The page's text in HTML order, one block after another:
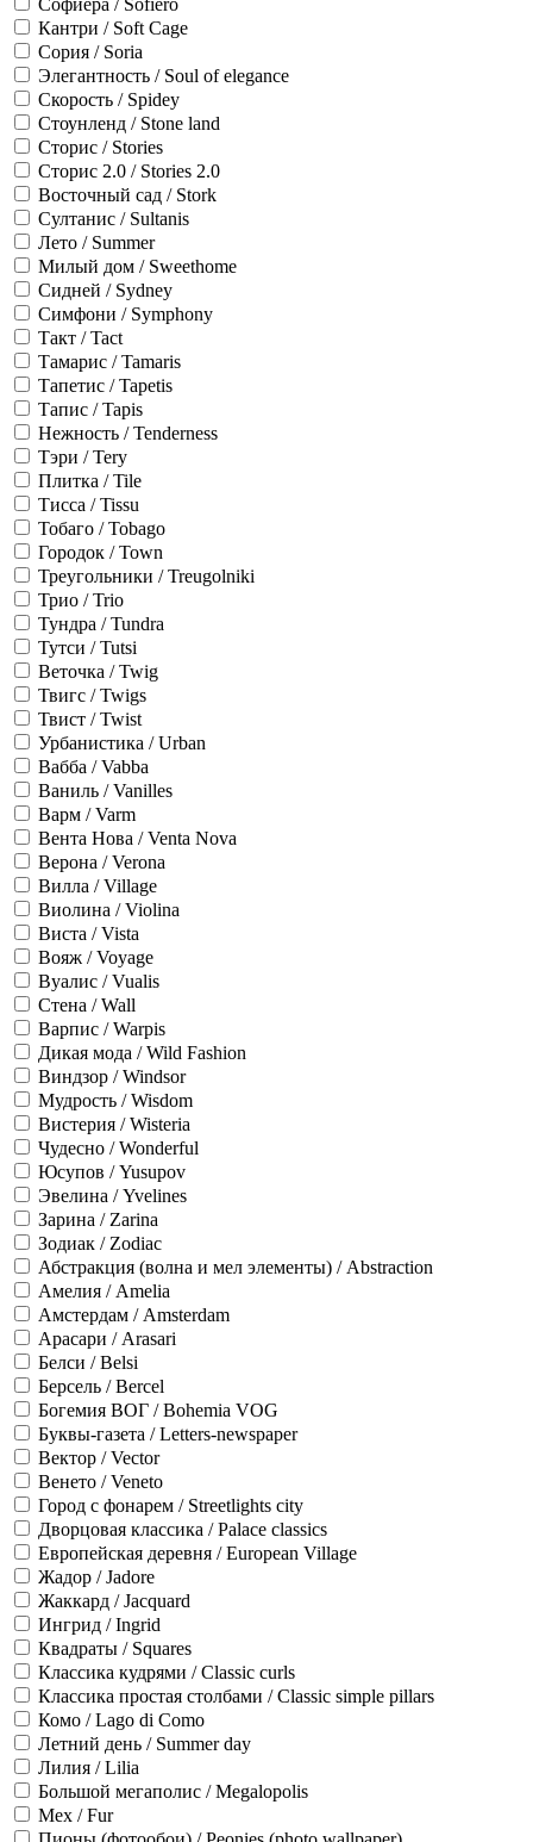
Кантри / Soft Cage
Сория / Soria
Элегантность / Soul of elegance
Скорость / Spidey
Стоунленд / Stone land
Сторис / Stories
Сторис 2.0 / Stories 2.0
Восточный сад / Stork
Султанис / Sultanis
Лето / Summer
Милый дом / Sweethome
Сидней / Sydney
Симфони / Symphony
Такт / Tact
Тамарис / Tamaris
Тапетис / Tapetis
Тапис / Tapis
Нежность / Tenderness
Тэри / Tery
Плитка / Tile
Тисса / Tissu
Тобаго / Tobago
Городок / Town
Треугольники / Treugolniki
Трио / Trio
Тундра / Tundra
Тутси / Tutsi
Веточка / Twig
Твигс / Twigs
Твист / Twist
Урбанистика / Urban
Вабба / Vabba
Ваниль / Vanilles
Варм / Varm
Вента Нова / Venta Nova
Верона / Verona
Вилла / Village
Виолина / Violina
Виста / Vista
Вояж / Voyage
Вуалис / Vualis
Стена / Wall
Варпис / Warpis
Дикая мода / Wild Fashion
Виндзор / Windsor
Мудрость / Wisdom
Вистерия / Wisteria
Чудесно / Wonderful
Юсупов / Yusupov
Эвелина / Yvelines
Зарина / Zarina
Зодиак / Zodiac
Абстракция (волна и мел элементы) / Abstraction
Амелия / Amelia
Амстердам / Amsterdam
Арасари / Arasari
Белси / Belsi
Берсель / Bercel
Богемия ВОГ / Bohemia VOG
Буквы-газета / Letters-newspaper
Вектор / Vector
Венето / Veneto
Город с фонарем / Streetlights city
Дворцовая классика / Palace classics
Европейская деревня / European Village
Жадор / Jadore
Жаккард / Jacquard
Ингрид / Ingrid
Квадраты / Squares
Классика кудрями / Classic curls
Классика простая столбами / Classic simple pillars
Комо / Lago di Como
Летний день / Summer day
Лилия / Lilia
Большой мегаполис / Megalopolis
Мех / Fur